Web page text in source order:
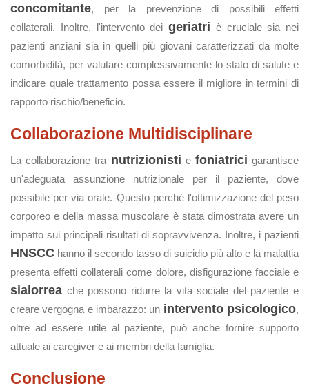
concomitante, per la prevenzione di possibili effetti
collaterali. Inoltre, l'intervento dei geriatri è cruciale sia nei
pazienti anziani sia in quelli più giovani caratterizzati da molte
comorbidità, per valutare complessivamente lo stato di salute e
indicare quale trattamento possa essere il migliore in termini di
rapporto rischio/beneficio.
Collaborazione Multidisciplinare
La collaborazione tra nutrizionisti e foniatrici garantisce
un'adeguata assunzione nutrizionale per il paziente, dove
possibile per via orale. Questo perché l'ottimizzazione del peso
corporeo e della massa muscolare è stata dimostrata avere un
impatto sui principali risultati di sopravvivenza. Inoltre, i pazienti
HNSCC hanno il secondo tasso di suicidio più alto e la malattia
presenta effetti collaterali come dolore, disfigurazione facciale e
sialorrea che possono ridurre la vita sociale del paziente e
creare vergogna e imbarazzo: un intervento psicologico,
oltre ad essere utile al paziente, può anche fornire supporto
attuale ai caregiver e ai membri della famiglia.
Conclusione